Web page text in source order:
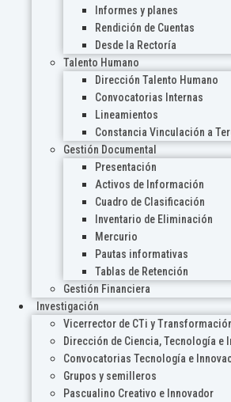
Informes y planes
Rendición de Cuentas
Desde la Rectoría
Talento Humano
Dirección Talento Humano
Convocatorias Internas
Lineamientos
Constancia Vinculación a
Gestión Documental
Presentación
Activos de Información
Cuadro de Clasificación
Inventario de Eliminación
Mercurio
Pautas informativas
Tablas de Retención
Gestión Financiera
Investigación
Vicerrector de CTi y
Dirección de Ciencia, Tecnología e
Convocatorias Tecnología e
Grupos y semilleros
Pascualino Creativo e Innovador